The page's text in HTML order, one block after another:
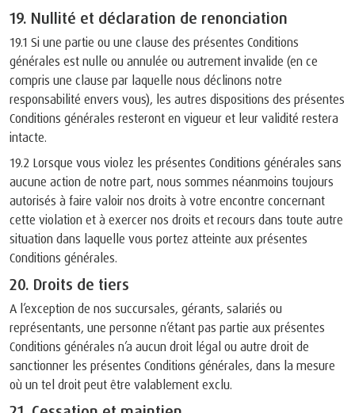
19. Nullité et déclaration de renonciation
19.1 Si une partie ou une clause des présentes Conditions
générales est nulle ou annulée ou autrement invalide (en ce
compris une clause par laquelle nous déclinons notre
responsabilité envers vous), les autres dispositions des présentes
Conditions générales resteront en vigueur et leur validité restera
intacte.
19.2 Lorsque vous violez les présentes Conditions générales sans
aucune action de notre part, nous sommes néanmoins toujours
autorisés à faire valoir nos droits à votre encontre concernant
cette violation et à exercer nos droits et recours dans toute autre
situation dans laquelle vous portez atteinte aux présentes
Conditions générales.
20. Droits de tiers
A l’exception de nos succursales, gérants, salariés ou
représentants, une personne n’étant pas partie aux présentes
Conditions générales n’a aucun droit légal ou autre droit de
sanctionner les présentes Conditions générales, dans la mesure
où un tel droit peut être valablement exclu.